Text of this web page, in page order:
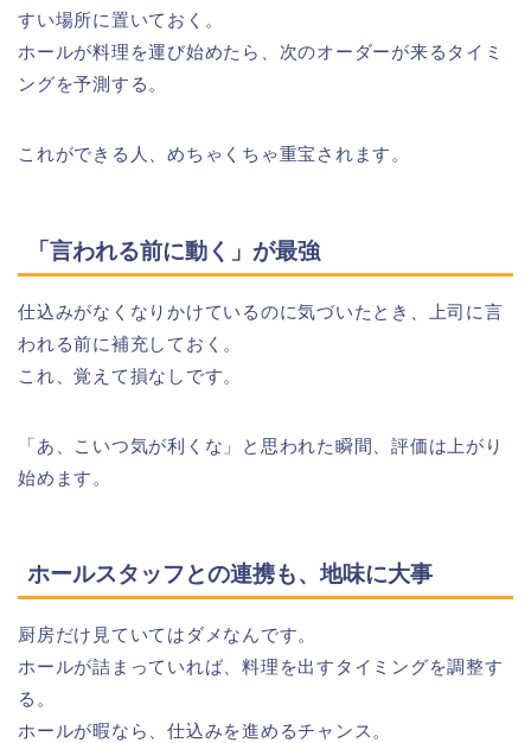
すい場所に置いておく。
ホールが料理を運び始めたら、次のオーダーが来るタイミ
ングを予測する。
これができる人、めちゃくちゃ重宝されます。
「言われる前に動く」が最強
仕込みがなくなりかけているのに気づいたとき、上司に言
われる前に補充しておく。
これ、覚えて損なしです。
「あ、こいつ気が利くな」と思われた瞬間、評価は上がり
始めます。
ホールスタッフとの連携も、地味に大事
厨房だけ見ていてはダメなんです。
ホールが詰まっていれば、料理を出すタイミングを調整す
る。
ホールが暇なら、仕込みを進めるチャンス。